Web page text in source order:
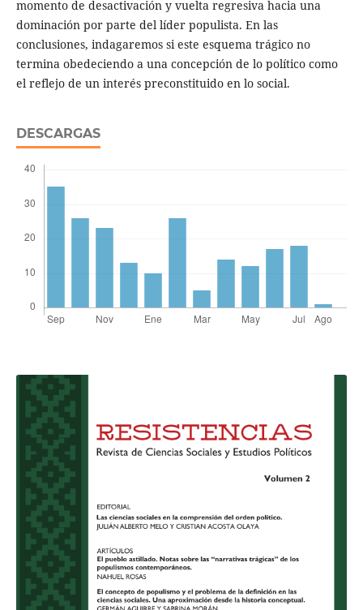
momento de desactivación y vuelta regresiva hacia una
dominación por parte del líder populista. En las
conclusiones, indagaremos si este esquema trágico no
termina obedeciendo a una concepción de lo político como
el reflejo de un interés preconstituido en lo social.
DESCARGAS